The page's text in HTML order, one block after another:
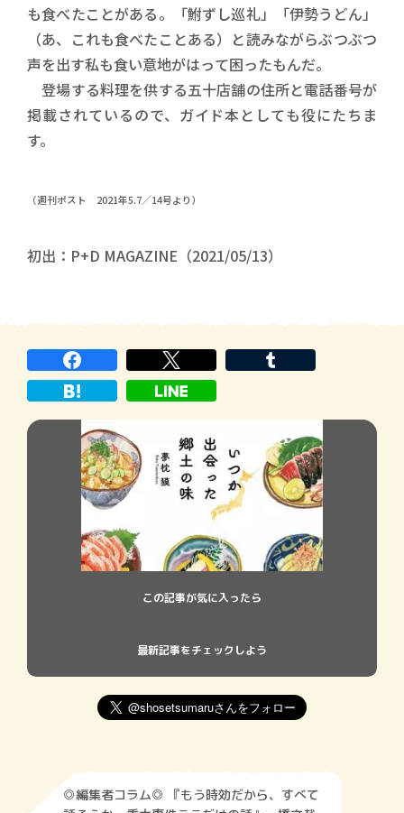
も食べたことがある。「鮒ずし巡礼」「伊勢うどん」
（あ、これも食べたことある）と読みながらぶつぶつ
声を出す私も食い意地がはって困ったもんだ。
登場する料理を供する五十店舗の住所と電話番号が
掲載されているので、ガイド本としても役にたちま
す。
（週刊ポスト 2021年5.7／14号より）
初出：P+D MAGAZINE（2021/05/13）
この記事が気に入ったら
最新記事をチェックしよう
◎編集者コラム◎ 『もう時効だから、すべて